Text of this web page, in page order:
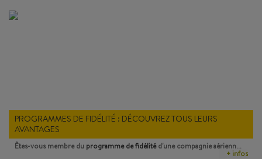
PROGRAMMES DE FIDÉLITÉ : DÉCOUVREZ TOUS LEURS
AVANTAGES
Êtes-vous membre du programme de fidélitéd'une compagnie aérienn…
+ infos